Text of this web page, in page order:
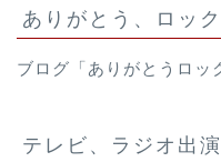
ありがとう、ロック
ブログ「ありがとうロッ
テレビ、ラジオ出